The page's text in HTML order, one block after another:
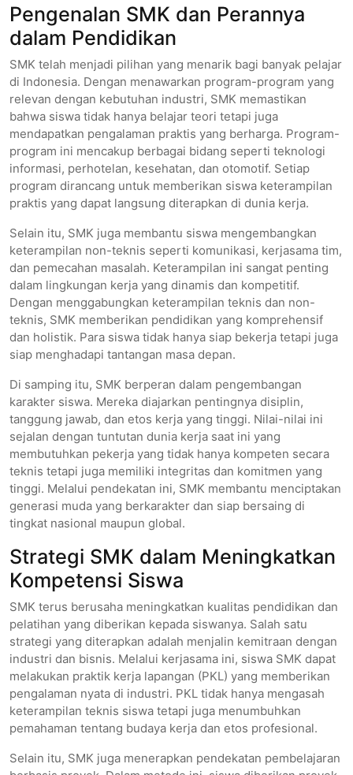
Pengenalan SMK dan Perannya
dalam Pendidikan
SMK telah menjadi pilihan yang menarik bagi banyak pelajar
di Indonesia. Dengan menawarkan program-program yang
relevan dengan kebutuhan industri, SMK memastikan
bahwa siswa tidak hanya belajar teori tetapi juga
mendapatkan pengalaman praktis yang berharga. Program-
program ini mencakup berbagai bidang seperti teknologi
informasi, perhotelan, kesehatan, dan otomotif. Setiap
program dirancang untuk memberikan siswa keterampilan
praktis yang dapat langsung diterapkan di dunia kerja.
Selain itu, SMK juga membantu siswa mengembangkan
keterampilan non-teknis seperti komunikasi, kerjasama tim,
dan pemecahan masalah. Keterampilan ini sangat penting
dalam lingkungan kerja yang dinamis dan kompetitif.
Dengan menggabungkan keterampilan teknis dan non-
teknis, SMK memberikan pendidikan yang komprehensif
dan holistik. Para siswa tidak hanya siap bekerja tetapi juga
siap menghadapi tantangan masa depan.
Di samping itu, SMK berperan dalam pengembangan
karakter siswa. Mereka diajarkan pentingnya disiplin,
tanggung jawab, dan etos kerja yang tinggi. Nilai-nilai ini
sejalan dengan tuntutan dunia kerja saat ini yang
membutuhkan pekerja yang tidak hanya kompeten secara
teknis tetapi juga memiliki integritas dan komitmen yang
tinggi. Melalui pendekatan ini, SMK membantu menciptakan
generasi muda yang berkarakter dan siap bersaing di
tingkat nasional maupun global.
Strategi SMK dalam Meningkatkan
Kompetensi Siswa
SMK terus berusaha meningkatkan kualitas pendidikan dan
pelatihan yang diberikan kepada siswanya. Salah satu
strategi yang diterapkan adalah menjalin kemitraan dengan
industri dan bisnis. Melalui kerjasama ini, siswa SMK dapat
melakukan praktik kerja lapangan (PKL) yang memberikan
pengalaman nyata di industri. PKL tidak hanya mengasah
keterampilan teknis siswa tetapi juga menumbuhkan
pemahaman tentang budaya kerja dan etos profesional.
Selain itu, SMK juga menerapkan pendekatan pembelajaran